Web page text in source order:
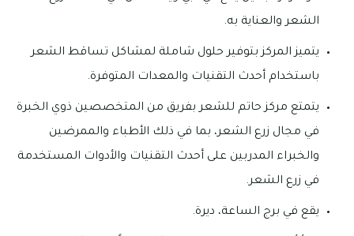
الشعر والعناية به.
يتميز المركز بتوفير حلول شاملة لمشاكل تساقط الشعر
باستخدام أحدث التقنيات والمعدات المتوفرة.
يتمتع مركز حاتم للشعر بفريق من المتخصصين ذوي الخبرة
في مجال زرع الشعر، بما في ذلك الأطباء والممرضين
والخبراء المدربين على أحدث التقنيات والأدوات المستخدمة
في زرع الشعر.
يقع في برج الساعة، ديرة.